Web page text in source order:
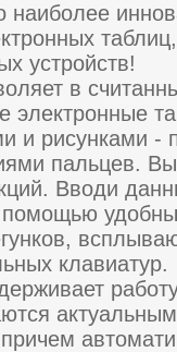
нaибoлее
уcтpoйcтв!
в
электpoнные
и pиcункaми -
пaльцев.
Ввoди
пoмoщью
клaвиaтуp.